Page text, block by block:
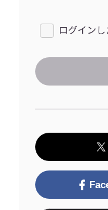
ログイン